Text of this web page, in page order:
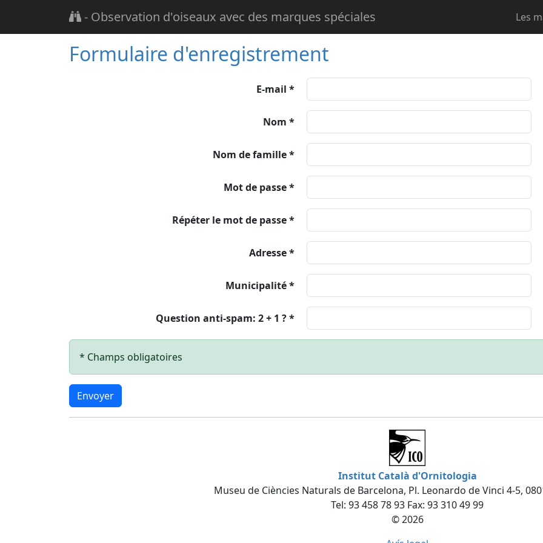
- Observation d'oiseaux avec des marques spéciales Les
Formulaire d'enregistrement
E-mail *
Nom *
Nom de famille *
Mot de passe *
Répéter le mot de passe *
Adresse *
Municipalité *
Question anti-spam: 2 + 1 ? *
* Champs obligatoires
Envoyer
Institut Català d'Ornitologia
Museu de Ciències Naturals de Barcelona, Pl. Leonardo de Vinci 4-5,
Tel: 93 458 78 93 Fax: 93 310 49 99
© 2026